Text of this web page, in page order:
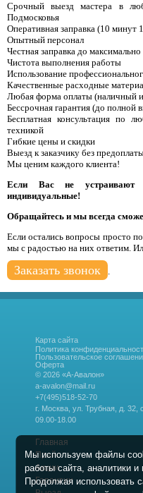
Срочный выезд мастера в
Подмосковья
Оперативная заправка (10 минут
Опытный персонал
Честная заправка до
Чистота выполнения работы
Использование
Качественные расходные
Любая форма оплаты (наличный
Бессрочная гарантия (до полной
Бесплатная консультация по
техникой
Гибкие цены и скидки
Выезд к заказчику без
Мы ценим каждого клиента!
Если Вас не устраивают
индивидуальные!
Обращайтесь и мы всегда
Если остались вопросы просто
мы с радостью на них ответим.
Заказать звонок .
Карта сайта
Политика
Пользовательское
Оферта
© 2026 «А-Авалон»
a-avalon@mail.ru
+7(495)518-52-70
г. Москва, ул. Трубная, д. 32,
09.00-18.00
Главная
Прайс
Акции
Гарантии
Мы используем файлы
работы сайта, аналитики
Продолжая использовать